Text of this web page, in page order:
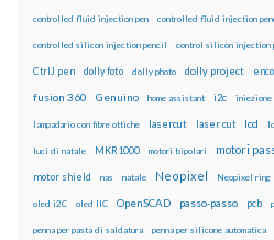
controlled fluid injection pen controlled fluid injection
controlled silicon injection pencil control silicon injection
CtrlJ pen dolly foto dolly photo dolly project
fusion 360 Genuino home assistant i2c
lampadario con fibre ottiche lasercut laser cut lcd
luci di natale MKR1000 motori bipolari motori
motor shield nas natale Neopixel Neopixel ring
oled i2C oled IIC OpenSCAD passo-passo pcb
penna per pasta di saldatura penna per silicone automatica